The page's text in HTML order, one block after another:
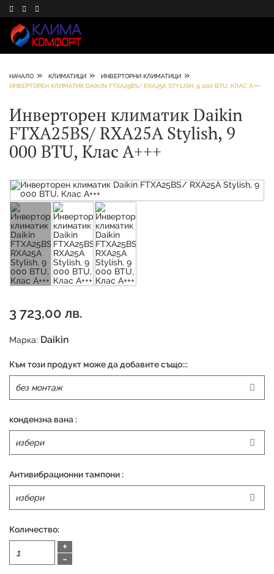
НАЧАЛО » КЛИМАТИЦИ » ИНВЕРТОРНИ КЛИМАТИЦИ »
ИНВЕРТОРЕН КЛИМАТИК DAIKIN FTXA25BS/ RXA25A STYLISH, 9 000 BTU, КЛАС А+++
Инверторен климатик Daikin
FTXA25BS/ RXA25A Stylish, 9
000 BTU, Клас А+++
3 723,00 лв.
Марка: Daikin
Към този продукт може да добавите също:::
кондензна вана :
Антивибрационни тампони :
Количество:
+
-